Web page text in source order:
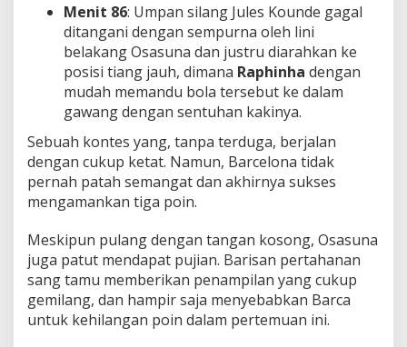
Menit 86: Umpan silang Jules Kounde gagal
ditangani dengan sempurna oleh lini
belakang Osasuna dan justru diarahkan ke
posisi tiang jauh, dimana Raphinha dengan
mudah memandu bola tersebut ke dalam
gawang dengan sentuhan kakinya.
Sebuah kontes yang, tanpa terduga, berjalan
dengan cukup ketat. Namun, Barcelona tidak
pernah patah semangat dan akhirnya sukses
mengamankan tiga poin.
Meskipun pulang dengan tangan kosong, Osasuna
juga patut mendapat pujian. Barisan pertahanan
sang tamu memberikan penampilan yang cukup
gemilang, dan hampir saja menyebabkan Barca
untuk kehilangan poin dalam pertemuan ini.